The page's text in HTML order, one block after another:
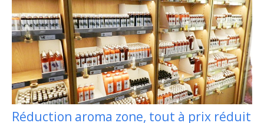
Réduction aroma zone, tout à prix réduit